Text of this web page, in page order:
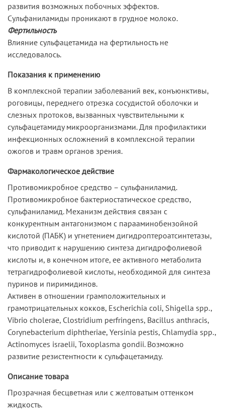
развития возможных побочных эффектов.
Сульфаниламиды проникают в грудное молоко.
Фертильность
Влияние сульфацетамида на фертильность не
исследовалось.
Показания к применению
В комплексной терапии заболеваний век, конъюнктивы,
роговицы, переднего отрезка сосудистой оболочки и
слезных протоков, вызванных чувствительными к
сульфацетамиду микроорганизмами. Для профилактики
инфекционных осложнений в комплексной терапии
ожогов и травм органов зрения.
Фармакологическое действие
Противомикробное средство – сульфаниламид.
Противомикробное бактериостатическое средство,
сульфаниламид. Механизм действия связан с
конкурентным антагонизмом с парааминобензойной
кислотой (ПАБК) и угнетением дигидроптероатсинтетазы,
что приводит к нарушению синтеза дигидрофолиевой
кислоты и, в конечном итоге, ее активного метаболита
тетрагидрофолиевой кислоты, необходимой для синтеза
пуринов и пиримидинов.
Активен в отношении грамположительных и
грамотрицательных кокков, Escherichia coli, Shigella spp.,
Vibrio cholerae, Clostridium perfringens, Bacillus anthracis,
Corynebacterium diphtheriae, Yersinia pestis, Chlamydia spp.,
Actinomyces israelii, Toxoplasma gondii. Возможно
развитие резистентности к сульфацетамиду.
Описание товара
Прозрачная бесцветная или с желтоватым оттенком
жидкость.